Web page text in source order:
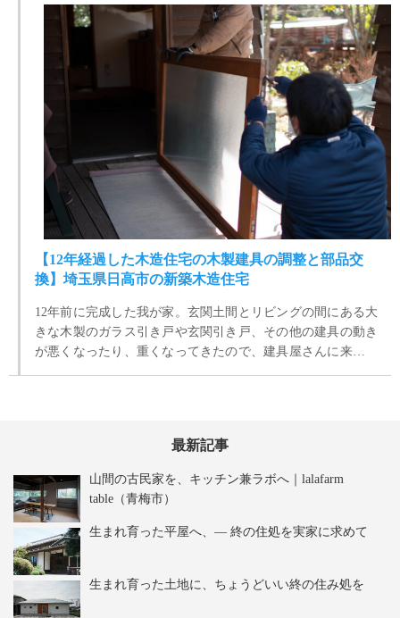
【12年経過した木造住宅の木製建具の調整と部品交
換】埼玉県日高市の新築木造住宅
12年前に完成した我が家。玄関土間とリビングの間にある大
きな木製のガラス引き戸や玄関引き戸、その他の建具の動き
が悪くなったり、重くなってきたので、建具屋さんに来ても
最新記事
山間の古民家を、キッチン兼ラボへ｜lalafarm
table（青梅市）
生まれ育った平屋へ、― 終の住処を実家に求めて
生まれ育った土地に、ちょうどいい終の住み処を